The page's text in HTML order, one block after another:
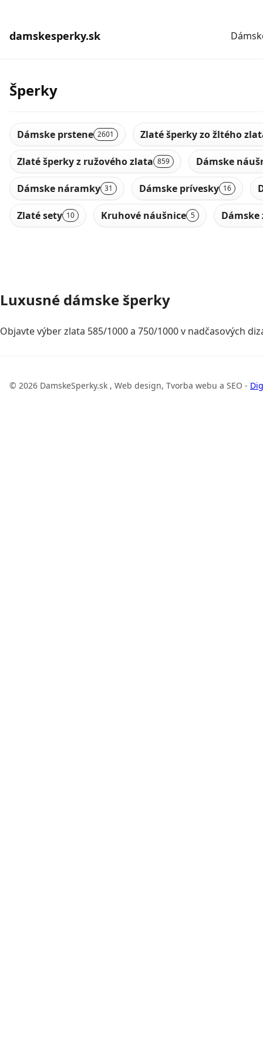
damskesperky.sk
Šperky
Dámske prstene 2601 Zlaté šperky zo žltého
Zlaté šperky z ružového zlata 859 Dámske
Dámske náramky 31 Dámske prívesky 16
Zlaté sety 10 Kruhové náušnice 5
Luxusné dámske šperky
Objavte výber zlata 585/1000 a 750/1000 v nadčasových
© 2026 DamskeSperky.sk , Web design, Tvorba webu a SEO -